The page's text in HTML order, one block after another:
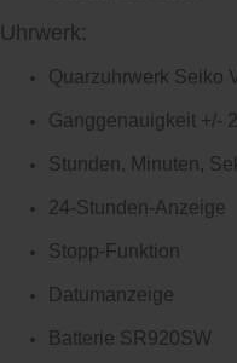
Uhrwerk:
Quarzuhrwerk Seiko
Ganggenauigkeit +/-
Stunden, Minuten,
24-Stunden-Anzeige
Stopp-Funktion
Datumanzeige
Batterie SR920SW